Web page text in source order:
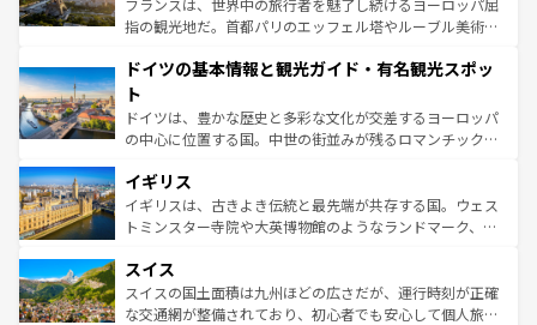
アートに溢れた街角から、地方では古代ローマ遺跡や中世
せる。地方によって風土や気候が異なるスペインはその個
ンテンツ一覧 を参照してほしい。
フランスは、世界中の旅行者を魅了し続けるヨーロッパ屈
指の観光地だ。首都パリのエッフェル塔やルーブル美術館
で、幅広い魅力が詰まっている。華麗な宮殿、歴史的な大
聖堂、美しいビーチ、そして豊かな自然が、訪れる者を心
から魅了する。また、フランスは美食の国としても知ら
れ、フランス料理はユネスコ無形文化遺産にも登録されて
香り高いラベンダー畑など、多彩な楽しみ方が可能だ。さ
らに、パリ以外の地域にも魅力が溢れており、どの街角に
も豊かな歴史と文化が息づいている。パリ以外の個性あふ
を参照してほしい。
ドイツの基本情報と観光ガイド・有名観光スポッ
ト
ドイツは、豊かな歴史と多彩な文化が交差するヨーロッパ
の中心に位置する国。中世の街並みが残るロマンチック街
顔を持つこの国は、どこを歩いても飽きることがない。ベ
ルリンの文化的活気、バイエルン州のアルプスの絶景、そ
してライン川沿いのワイン畑といった風景は必見。ビール
は、お酒好きな人にはぜひ体験してほしい。 なお、新着の
ドイツ情報はコンテンツ一覧を参照してほしい。
イギリス
イギリスは、古きよき伝統と最先端が共存する国。ウェス
トミンスター寺院や大英博物館のようなランドマーク、歴
リアごとに異なる魅力がある。また、優雅なアフタヌーン
ティー、ビール好きにはたまらない英国パブ、サッカー観
戦など、本場だからこそできる体験も豊富。イギリスを旅
スイス
スイスの国土面積は九州ほどの広さだが、運行時刻が正確
な交通網が整備されており、初心者でも安心して個人旅行